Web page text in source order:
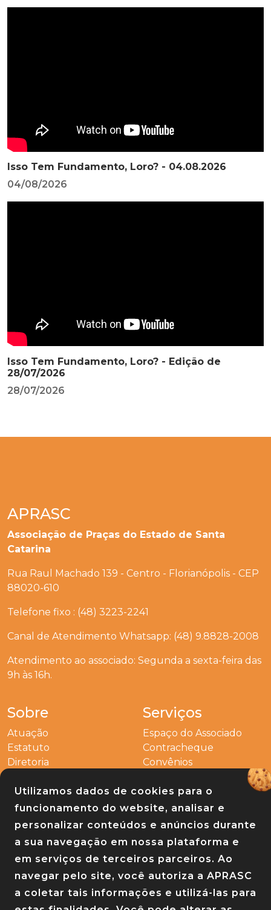
Isso Tem Fundamento, Loro? - 04.08.2026
04/08/2026
Isso Tem Fundamento, Loro? - Edição de
28/07/2026
28/07/2026
Utilizamos dados de cookies para o
funcionamento do website, analisar e
personalizar conteúdos e anúncios durante
a sua navegação em nossa plataforma e
em serviços de terceiros parceiros. Ao
navegar pelo site, você autoriza a APRASC
a coletar tais informações e utilizá-las para
APRASC
Associação de Praças do Estado de Santa
Catarina
Rua Raul Machado 139 - Centro - Florianópolis - CEP
88020-610
Telefone fixo : (48) 3223-2241
Canal de Atendimento Whatsapp: (48) 9.8828-2008
Atendimento ao associado: Segunda a sexta-feira das
9h às 16h.
Sobre
Atuação
Estatuto
Diretoria
Serviços
Espaço do Associado
Contracheque
Convênios
Outros
Entre em contato
Links
Baixe nosso app